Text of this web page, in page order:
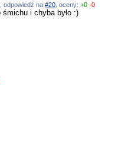
odpowiedź na#20 , oceny:+0 -0
i chyba było :)